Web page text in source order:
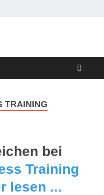
Fitness
TRAINING
bei
Training
lesen ...